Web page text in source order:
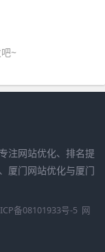
~
注网站优化、排名提
厦门网站优化与厦门
备08101933号-5 网